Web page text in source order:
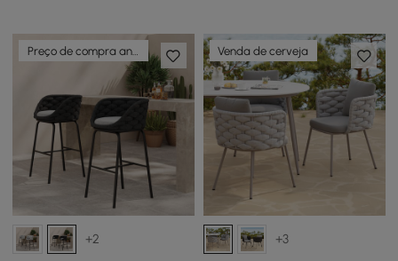
+2
Venda de cerveja
+3